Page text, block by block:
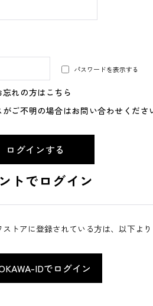
パスワードを表示する
れの方はこちら
がご不明の場合はお問い合わせくださ
トでログイン
トアに登録されている方は、以下よ